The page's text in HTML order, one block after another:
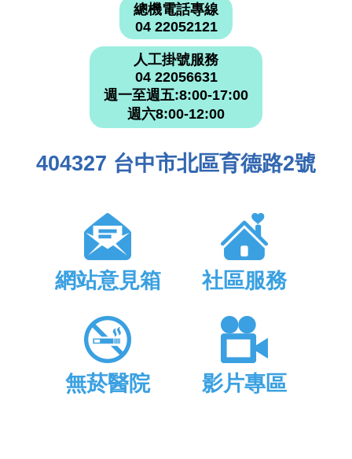
總機電話專線
04 22052121
人工掛號服務
04 22056631
週一至週五:8:00-17:00
週六8:00-12:00
404327 台中市北區育德路2號
網站意見箱 社區服務
無菸醫院 影片專區